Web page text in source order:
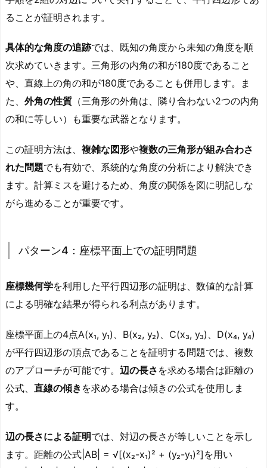
ることが証明されます。
具体的な角度の追跡では、既知の角度から未知の角度を順
次求めていきます。三角形の内角の和が180度であること
や、直線上の角の和が180度であることも併用します。ま
た、 外角の性質 （三角形の外角は、隣り合わない2つの内角
の和に等しい）も重要な武器となります。
この証明方法は、 複雑な図形や複数の三角形が組み合わさ
れた問題でも有効で、系統的な角度の分析により解決でき
ます。計算ミスを避けるため、角度の関係を図に明記しな
がら進めることが重要です。
パターン4：座標平面上での証明問題
座標幾何学を利用した平行四辺形の証明は、数値的な計算
による明確な結果が得られる利点があります。
座標平面上の4点A(x₁, y₁)、B(x₂, y₂)、C(x₃, y₃)、D(x₄, y₄)
が平行四辺形の頂点であることを証明する問題では、複数
のアプローチが可能です。 辺の長さ を求める場合は距離の
公式、 直線の傾き を求める場合は傾きの公式を使用しま
す。
辺の長さによる証明では、対辺の長さが等しいことを示し
ます。距離の公式|AB| = √[(x₂-x₁)² + (y₂-y₁)²]を用い